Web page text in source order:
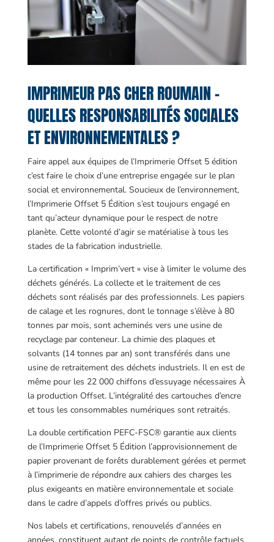
IMPRIMEUR PAS CHER ROUMAIN –
QUELLES RESPONSABILITÉS SOCIALES
ET ENVIRONNEMENTALES ?
Faire appel aux équipes de l’Imprimerie Offset 5 édition
c’est faire le choix d’une entreprise engagée sur le plan
social et environnemental. Soucieux de l’environnement,
l’Imprimerie Offset 5 Édition s’est toujours engagé en
tant qu’acteur dynamique pour le respect de notre
planète. Cette volonté d’agir se matérialise à tous les
stades de la fabrication industrielle.
La certification « Imprim’vert » vise à limiter le volume des
déchets générés. La collecte et le traitement de ces
déchets sont réalisés par des professionnels. Les papiers
de calage et les rognures, dont le tonnage s’élève à 80
tonnes par mois, sont acheminés vers une usine de
recyclage par conteneur. La chimie des plaques et
solvants (14 tonnes par an) sont transférés dans une
usine de retraitement des déchets industriels. Il en est de
même pour les 22 000 chiffons d’essuyage nécessaires À
la production Offset. L’intégralité des cartouches d’encre
et tous les consommables numériques sont retraités.
La double certification PEFC-FSC® garantie aux clients
de l’Imprimerie Offset 5 Édition l’approvisionnement de
papier provenant de forêts durablement gérées et permet
à l’imprimerie de répondre aux cahiers des charges les
plus exigeants en matière environnementale et sociale
dans le cadre d’appels d’offres privés ou publics.
Nos labels et certifications, renouvelés d’années en